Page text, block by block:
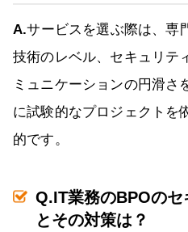
A.サービスを選ぶ際は、専
技術のレベル、セキュリテ
ミュニケーションの円滑さ
に試験的なプロジェクトを
的です。
Q.IT業務のBPOのセ
とその対策は？